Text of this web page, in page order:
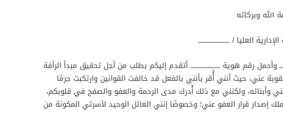
الله وبركاته
العليا / ـــــــــــــــــــــ
وأحمل رقم هوية ــــــــــــــــــــ أتقدم إليكم بطلب من أجل تحقيق مبدأ الرأفة
عني، حيث أنني أُُقر بأنني بالفعل قد خالفت القوانين وارتكبت جرمًا
ولكنني مع ذلك أُدرك مدى الرحمة والعفو والصفح في قلوبكم،
إصدار قرار العفو عني؛ وخصوصًا إنني العائل الوحيد لأسرتي المكونة من